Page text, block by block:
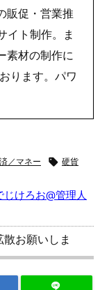
販促・営業推
イト制作。ま
素材の制作に
ります。パワ
／マネー  硬貨
じけろお@管理人
お願いしま